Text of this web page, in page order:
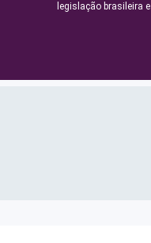
legislação brasileira